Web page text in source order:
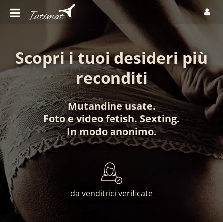
Scopri i tuoi desideri più
reconditi
Mutandine usate.
Fotoevideo fetish. Sexting.
In modo anonimo.
da venditrici verificate